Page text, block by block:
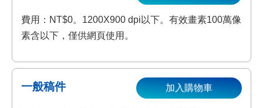
費用：NT$0。1200X900 dpi以下。有效畫素100萬像
素含以下，僅供網頁使用。
一般稿件 加入購物車